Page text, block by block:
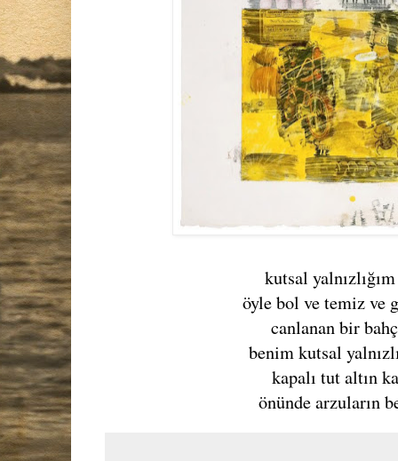
kutsal
öyle bol ve temiz ve
canlanan bir
benim kutsal
kapalı tut altın
önünde arzuların